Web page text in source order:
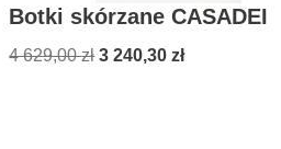
Botki skórzane CASADEI
4 629,00zł 3 240,30zł